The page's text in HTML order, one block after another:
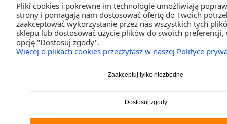
Pliki cookies i pokrewne im technologie umożliwiają
strony i pomagają nam dostosować ofertę do Twoich
zaakceptować wykorzystanie przez nas wszystkich tych
sklepu lub dostosować użycie plików do swoich preferencji,
opcję "Dostosuj zgody".
Więcej o plikach cookies przeczytasz w naszej Polityce
Zaakceptuj tylko niezbędne
Dostosuj zgody